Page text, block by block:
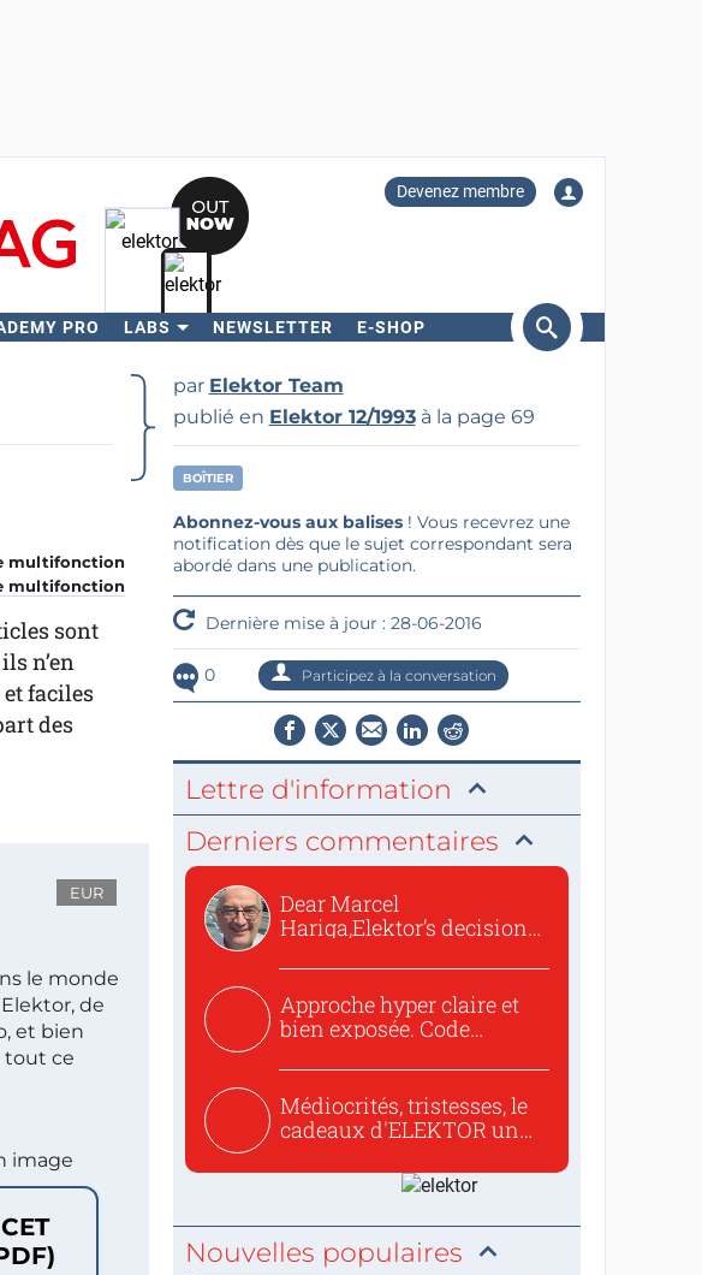
Devenez membre
PRO LABS NEWSLETTER E-SHOP
Rechercher
multifonction
sont
n’en
faciles
des
EUR
le monde
de
et bien
tout ce
par Elektor Team
publié en Elektor 12/1993à la page 69
BOÎTIER
Abonnez-vous aux balises! Vous recevrez une
notification dès que le sujet correspondant sera
abordé dans une publication.
Dernière mise à jour : 28-06-2016
0 Participez à la conversation
Lettre d'information
Derniers commentaires
Dear Marcel
Hariga,Elektor’s decision
Approche hyper claire et
bien exposée. Code
Médiocrités, tristesses, le
cadeaux d'ELEKTOR un
Nouvelles populaires